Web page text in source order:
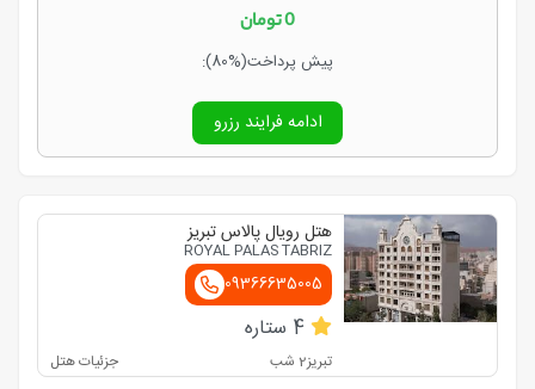
0تومان
پیش پرداخت(80%)
:
ادامه فرایند رزرو
هتل رویال پالاس تبریز
ROYAL PALAS TABRIZ
09366635005
4 ستاره
تبریز2 شب جزئیات هتل